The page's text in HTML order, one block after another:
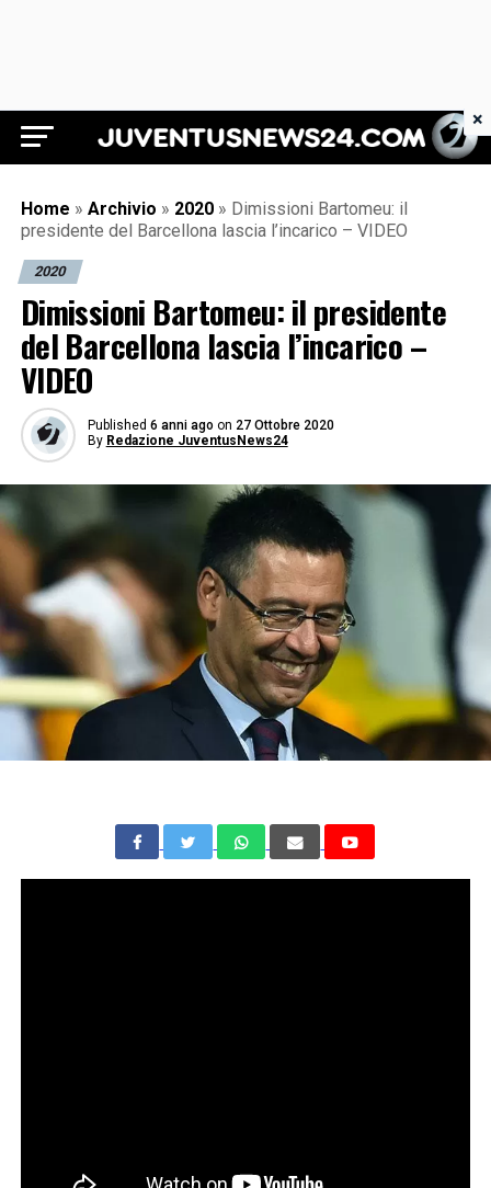
Juventus News 24
Home » Archivio » 2020 » Dimissioni Bartomeu: il
presidente del Barcellona lascia l’incarico – VIDEO
2020
Dimissioni Bartomeu: il presidente
del Barcellona lascia l’incarico –
VIDEO
Published 6 anni ago on 27 Ottobre 2020
By Redazione JuventusNews24
×